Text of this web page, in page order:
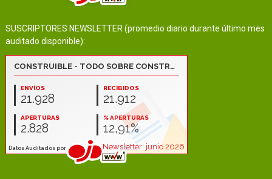
SUSCRIPTORES NEWSLETTER (promedio diario durante último mes
auditado disponible):